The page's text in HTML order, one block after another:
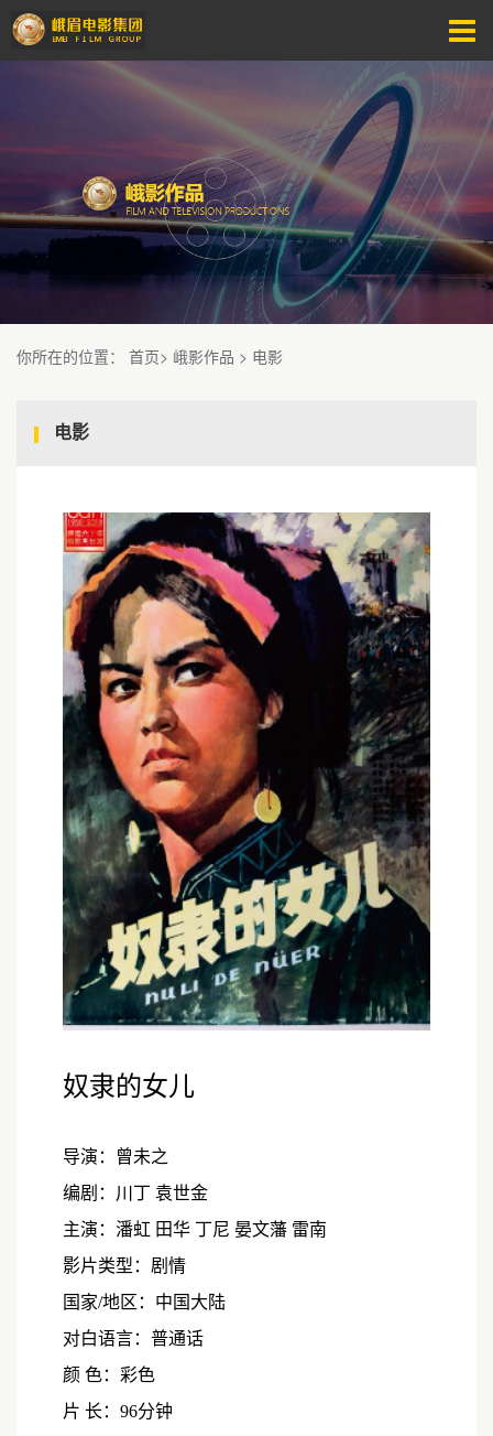
你所在的位置： 首页> 峨影作品 > 电影
电影
奴隶的女儿
导演：曾未之
编剧：川丁 袁世金
主演：潘虹 田华 丁尼 晏文藩 雷南
影片类型：剧情
国家/地区：中国大陆
对白语言：普通话
颜 色：彩色
片 长：96分钟